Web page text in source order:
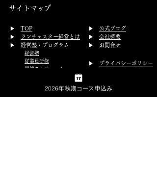
サイトマップ
​▶ TOP
▶
ランチェスター経営とは
▶ 経営塾・プログラム
経営塾
従業員研修
開催スケジュール
▶ コンサルティング
経営コンサルティング
▶ 公式ブログ
▶ 会社概要
▶ お問合せ
▶
プライバシーポリシー
2026年秋期コース申込み